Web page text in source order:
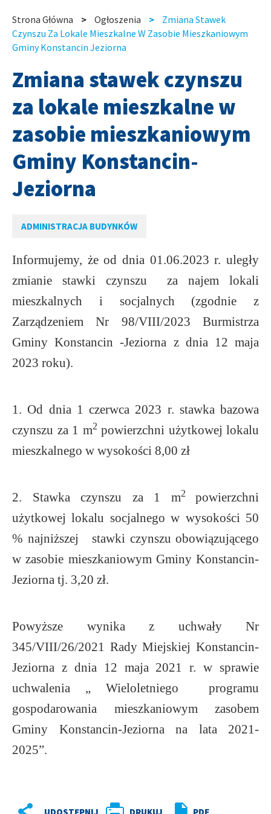
Ścieżka
nawigacyjna
Strona Główna Ogłoszenia
Zmiana Stawek
Czynszu Za Lokale Mieszkalne W Zasobie Mieszkaniowym
Gminy Konstancin Jeziorna
Zmiana stawek czynszu
za lokale mieszkalne w
zasobie mieszkaniowym
Gminy Konstancin-
Jeziorna
ADMINISTRACJA BUDYNKÓW
Informujemy, że od dnia 01.06.2023 r. uległy
zmianie stawki czynszu za najem lokali
mieszkalnych i socjalnych (zgodnie z
Zarządzeniem Nr 98/VIII/2023 Burmistrza
Gminy Konstancin -Jeziorna z dnia 12 maja
2023 roku).
1. Od dnia 1 czerwca 2023 r. stawka bazowa
czynszu za 1 m2powierzchni użytkowej lokalu
mieszkalnego w wysokości 8,00 zł
2. Stawka czynszu za 1 m2 powierzchni
użytkowej lokalu socjalnego w wysokości 50
% najniższej stawki czynszu obowiązującego
w zasobie mieszkaniowym Gminy Konstancin-
Jeziorna tj. 3,20 zł.
Powyższe wynika z uchwały Nr
345/VIII/26/2021 Rady Miejskiej Konstancin-
Jeziorna z dnia 12 maja 2021 r. w sprawie
uchwalenia „ Wieloletniego programu
gospodarowania mieszkaniowym zasobem
Gminy Konstancin-Jeziorna na lata 2021-
2025”.
DRUKUJ PDF